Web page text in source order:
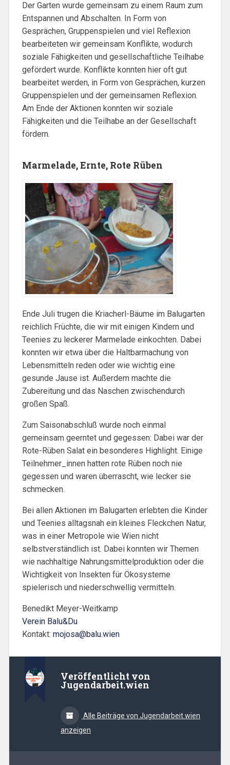
Der Garten wurde gemeinsam zu einem Raum zum
Entspannen und Abschalten. In Form von
Gesprächen, Gruppenspielen und viel Reflexion
bearbeiteten wir gemeinsam Konflikte, wodurch
soziale Fähigkeiten und gesellschaftliche Teilhabe
gefördert wurde. Konflikte konnten hier oft gut
bearbeitet werden, in Form von Gesprächen, kurzen
Gruppenspielen und der gemeinsamen Reflexion.
Am Ende der Aktionen konnten wir soziale
Fähigkeiten und die Teilhabe an der Gesellschaft
fördern.
Marmelade, Ernte, Rote Rüben
Ende Juli trugen die Kriacherl-Bäume im Balugarten
reichlich Früchte, die wir mit einigen Kindern und
Teenies zu leckerer Marmelade einkochten. Dabei
konnten wir etwa über die Haltbarmachung von
Lebensmitteln reden oder wie wichtig eine
gesunde Jause ist. Außerdem machte die
Zubereitung und das Naschen zwischendurch
großen Spaß.
Zum Saisonabschluß wurde noch einmal
gemeinsam geerntet und gegessen: Dabei war der
Rote-Rüben Salat ein besonderes Highlight. Einige
Teilnehmer_innen hatten rote Rüben noch nie
gegessen und waren überrascht, wie lecker sie
schmecken.
Bei allen Aktionen im Balugarten erlebten die Kinder
und Teenies alltagsnah ein kleines Fleckchen Natur,
was in einer Metropole wie Wien nicht
selbstverständlich ist. Dabei konnten wir Themen
wie nachhaltige Nahrungsmittelproduktion oder die
Wichtigkeit von Insekten für Ökosysteme
spielerisch und niederschwellig vermitteln.
Benedikt Meyer-Weitkamp
Verein Balu&Du
Kontakt: mojosa@balu.wien
Veröffentlicht von
Jugendarbeit.wien
Alle Beiträge von Jugendarbeit.wien
anzeigen